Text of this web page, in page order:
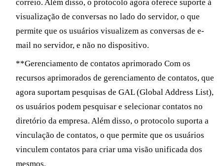
correio. Além disso, o protocolo agora oferece suporte à
visualização de conversas no lado do servidor, o que
permite que os usuários visualizem as conversas de e-
mail no servidor, e não no dispositivo.
**Gerenciamento de contatos aprimorado Com os
recursos aprimorados de gerenciamento de contatos, que
agora suportam pesquisas de GAL (Global Address List),
os usuários podem pesquisar e selecionar contatos no
diretório da empresa. Além disso, o protocolo suporta a
vinculação de contatos, o que permite que os usuários
vinculem contatos para criar uma visão unificada dos
mesmos.